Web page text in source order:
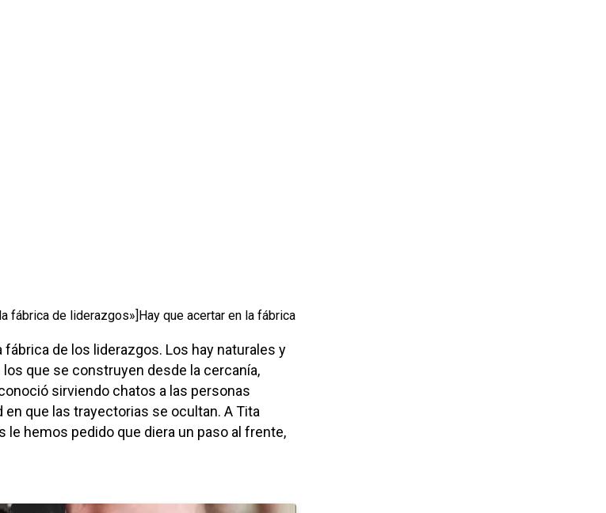
fábrica de liderazgos»]Hay que acertar en la fábrica
fábrica de los liderazgos. Los hay naturales y
que se construyen desde la cercanía,
sirviendo chatos a las personas
que las trayectorias se ocultan. A Tita
le hemos pedido que diera un paso al frente,